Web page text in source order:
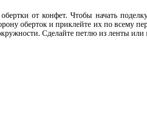
от конфет. Чтобы начать
оберток и приклейте их по всему
Сделайте петлю из ленты